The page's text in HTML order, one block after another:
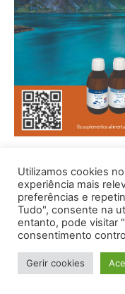
Utilizamos cookies
experiência mais
preferências e
Tudo", consente na
entanto, pode visitar
consentimento
Gerir cookies